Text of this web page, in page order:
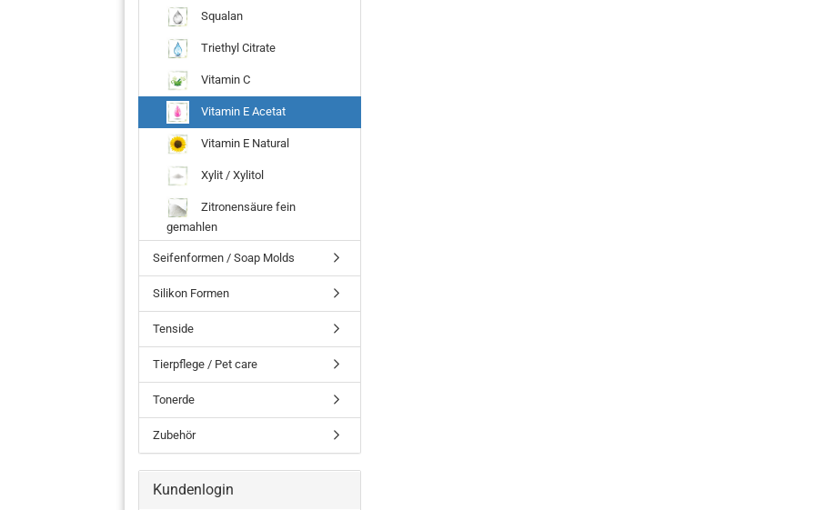
Squalan
Triethyl Citrate
Vitamin C
Vitamin E Acetat
Vitamin E Natural
Xylit / Xylitol
Zitronensäure fein
gemahlen
Seifenformen / Soap Molds
Silikon Formen
Tenside
Tierpflege / Pet care
Tonerde
Zubehör
Kundenlogin